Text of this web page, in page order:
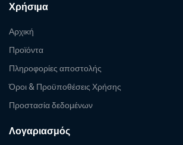
Χρήσιμα
Αρχική
Προϊόντα
Πληροφορίες αποστολής
Όροι & Προϋποθέσεις Χρήσης
Προστασία δεδομένων
Λογαριασμός